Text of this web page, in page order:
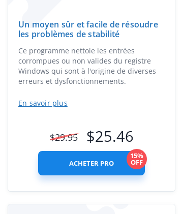
Un moyen sûr et facile de résoudre
les problèmes de stabilité
Ce programme nettoie les entrées
corrompues ou non valides du registre
Windows qui sont à l'origine de diverses
erreurs et dysfonctionnements.
En savoir plus
$29.95 $25.46
ACHETER PRO
15%
OFF